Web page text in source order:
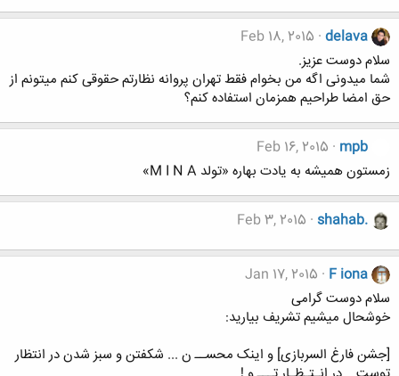
delava
Feb 18, 2015
سلام دوست عزیز.
شما میدونی اگه من بخوام فقط تهران پروانه نظارتم حقوقی کنم میتونم از
حق امضا طراحیم همزمان استفاده کنم؟
mpb
Feb 16, 2015
زمستون همیشه به یادت بهاره «تولد M I N A»
shahab.
Feb 3, 2015
F iona
Jan 17, 2015
سلام دوست گرامی
خوشحال میشیم تشریف بیارید:
[جشن فارغ السربازی] و اینک محســ ن ... شکفتن و سبز شدن در انتظار